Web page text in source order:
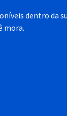
dentro da
mora.